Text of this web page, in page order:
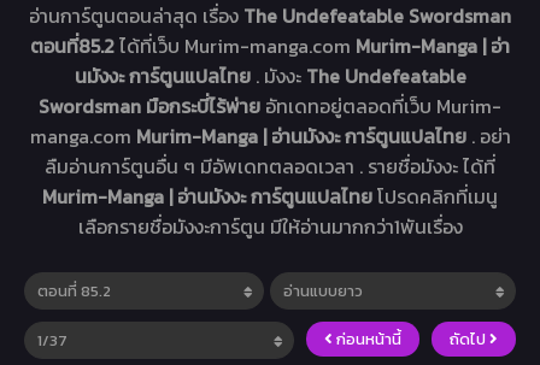
อ่านการ์ตูนตอนล่าสุด เรื่อง The Undefeatable Swordsman
ตอนที่85.2ได้ที่เว็บ Murim-manga.com Murim-Manga | อ่า
นมังงะ การ์ตูนแปลไทย . มังงะ The Undefeatable
Swordsman มือกระบี่ไร้พ่าย อัทเดทอยู่ตลอดที่เว็บ Murim-
manga.com Murim-Manga | อ่านมังงะ การ์ตูนแปลไทย . อย่า
ลืมอ่านการ์ตูนอื่น ๆ มีอัพเดทตลอดเวลา . รายชื่อมังงะ ได้ที่
Murim-Manga | อ่านมังงะ การ์ตูนแปลไทยโปรดคลิกที่เมนู
เลือกรายชื่อมังงะการ์ตูน มีให้อ่านมากกว่า1พันเรื่อง
ก่อนหน้านี้ ถัดไป